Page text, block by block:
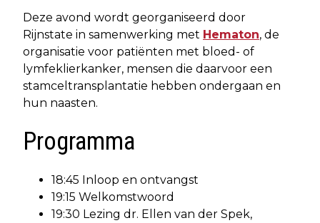
Deze avond wordt georganiseerd door
Rijnstate in samenwerking met Hematon, de
organisatie voor patiënten met bloed- of
lymfeklierkanker, mensen die daarvoor een
stamceltransplantatie hebben ondergaan en
hun naasten.
Programma
18:45 Inloop en ontvangst
19:15 Welkomstwoord
19:30 Lezing dr. Ellen van der Spek,